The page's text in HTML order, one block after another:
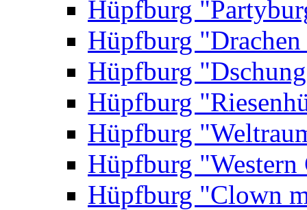
Hüpfburg
Hüpfburg
Hüpfburg
Hüpfburg
Hüpfburg
Hüpfburg
Hüpfburg "Clown